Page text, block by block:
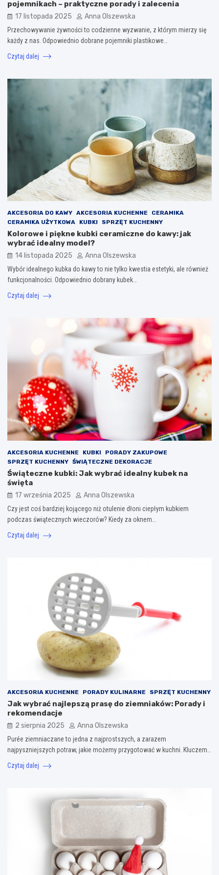
pojemnikach – praktyczne porady i zalecenia
17 listopada 2025 Anna Olszewska
Przechowywanie żywności to codzienne wyzwanie, z którym mierzy się
każdy z nas. Odpowiednio dobrane pojemniki plastikowe…
Czytaj dalej
AKCESORIA DO KAWY AKCESORIA KUCHENNE
CERAMIKA
CERAMIKA UŻYTKOWA
KUBKI SPRZĘT KUCHENNY
Kolorowe i piękne kubki ceramiczne do kawy: jak
wybrać idealny model?
14 listopada 2025 Anna Olszewska
Wybór idealnego kubka do kawy to nie tylko kwestia estetyki, ale również
funkcjonalności. Odpowiednio dobrany kubek…
Czytaj dalej
AKCESORIA KUCHENNE KUBKI
PORADY ZAKUPOWE
SPRZĘT KUCHENNY ŚWIĄTECZNE DEKORACJE
Świąteczne kubki: Jak wybrać idealny kubek na
święta
17 września 2025 Anna Olszewska
Czy jest coś bardziej kojącego niż otulenie dłoni ciepłym kubkiem
podczas świątecznych wieczorów? Kiedy za oknem…
Czytaj dalej
AKCESORIA KUCHENNE PORADY KULINARNE SPRZĘT KUCHENNY
Jak wybrać najlepszą prasę do ziemniaków: Porady i
rekomendacje
2 sierpnia 2025 Anna Olszewska
Purée ziemniaczane to jedna z najprostszych, a zarazem
najpyszniejszych potraw, jakie możemy przygotować w kuchni. Kluczem…
Czytaj dalej